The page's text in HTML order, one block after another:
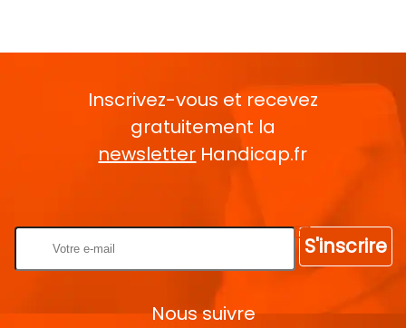
Inscrivez-vous et recevez
gratuitement la
newsletter Handicap.fr
S'inscrire
Nous suivre